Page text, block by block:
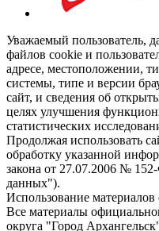
Уважаемый пользователь,
файлов cookie и
адресе, местоположении,
системы, типе и версии
сайт, и сведения об
целях улучшения
статистических
Продолжая использовать
обработку указанной
закона от 27.07.2006 №
данных").
Использование материалов
Все материалы
округа "Город